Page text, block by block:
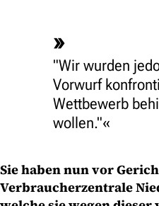
"Wir wurden
Vorwurf
Wettbewerb
wollen."
Sie haben nun vor
Verbraucherzentrale